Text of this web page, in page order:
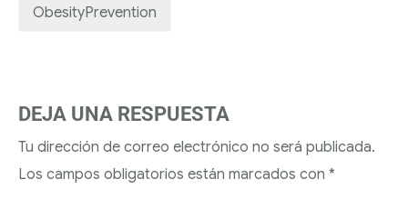
ObesityPrevention
DEJA UNA RESPUESTA
Tu dirección de correo electrónico no será publicada.
Los campos obligatorios están marcados con *